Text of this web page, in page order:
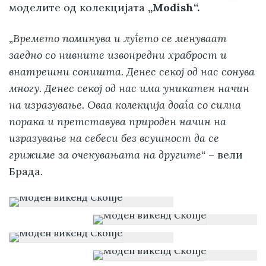
моделите од колекцијата „Modish“.
„Времето поминува и луѓето се менуваат
заедно со нивните извонредни храброст и
внатрешни соништа. Денес секој од нас сонува
многу. Денес секој од нас има уникатен начин
на изразување. Оваа колекција доаѓа со силна
порака и претставува природен начин на
изразување на себеси без всушност да се
грижиме за очекувањата на другите“ – вели
Брада.